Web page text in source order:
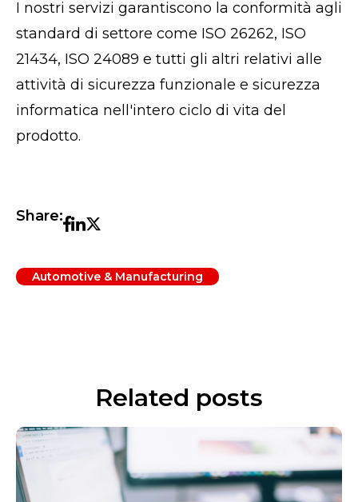
I nostri servizi garantiscono la conformità agli
standard di settore come ISO 26262, ISO
21434, ISO 24089 e tutti gli altri relativi alle
attività di sicurezza funzionale e sicurezza
informatica nell'intero ciclo di vita del
prodotto.
Share:
Automotive & Manufacturing
Related posts